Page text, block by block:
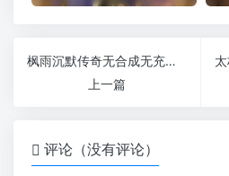
枫雨沉默传奇无合成无充值地图自动拾取版本
上一篇
评论（没有评论）